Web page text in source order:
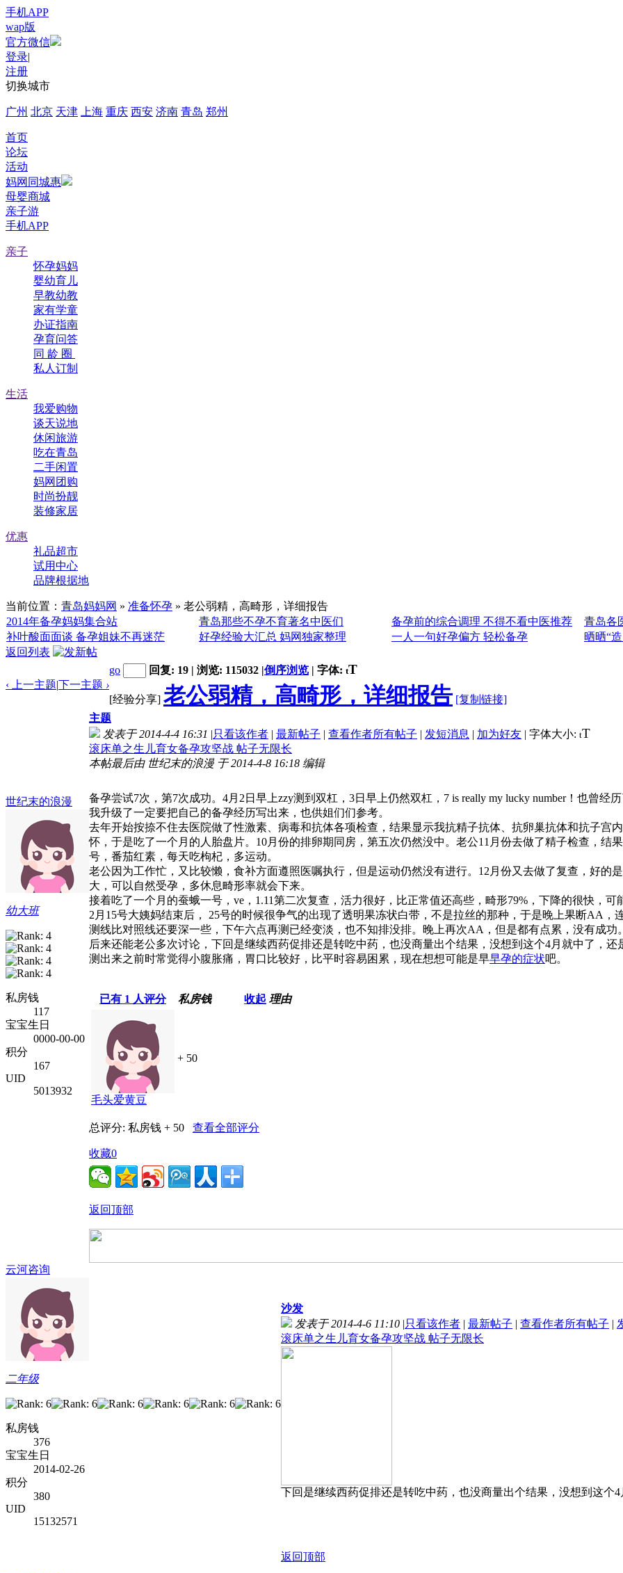
手机APP
wap版
官方微信
登录|
注册
切换城市
广州 北京 天津 上海 重庆 西安 济南 青岛 郑州
首页
论坛
活动
妈网同城惠
母婴商城
亲子游
手机APP
亲子
怀孕妈妈
婴幼育儿
早教幼教
家有学童
办证指南
孕育问答
同 龄 圈
私人订制
生活
我爱购物
谈天说地
休闲旅游
吃在青岛
二手闲置
妈网团购
时尚扮靓
装修家居
优惠
礼品超市
试用中心
品牌根据地
当前位置： 青岛妈妈网 » 准备怀孕 » 老公弱精，高畸形，详细报告
2014年备孕妈妈集合站
青岛那些不孕不育著名中医们 备孕前的综合调理 不得不看中医推荐
青岛各
补叶酸面面谈 备孕姐妹不再迷茫
好孕经验大汇总 妈网独家整理 一人一句好孕偏方 轻松备孕
晒晒“
返回列表
‹ 上一主题|下一主题 ›
go 回复: 19 | 浏览: 115032 |倒序浏览 | 字体: tT
[经验分享] 老公弱精，高畸形，详细报告 [复制链接]
世纪末的浪漫
幼大班
私房钱
117
宝宝生日
0000-00-00
积分
167
UID
5013932
主题
发表于 2014-4-4 16:31 |只看该作者 | 最新帖子 | 查看作者所有帖子 | 发短消息 | 加为好友 | 字体大小: tT
滚床单之生儿育女备孕攻坚战 帖子无限长
本帖最后由 世纪末的浪漫 于 2014-4-8 16:18 编辑
备孕尝试7次，第7次成功。4月2日早上zzy测到双杠，3日早上仍然双杠，7 is really my lucky number！也曾
我升级了一定要把自己的备孕经历写出来，也供姐们们参考。
去年开始按捺不住去医院做了性激素、病毒和抗体各项检查，结果显示我抗精子抗体、抗卵巢抗体和抗子宫
怀，于是吃了一个月的人胎盘片。10月份的排卵期同房，第五次仍然没中。老公11月份去做了精子检查，结
号，番茄红素，每天吃枸杞，多运动。
老公因为工作忙，又比较懒，食补方面遵照医嘱执行，但是运动仍然没有进行。12月份又去做了复查，好的
大，可以自然受孕，多休息畸形率就会下来。
接着吃了一个月的蚕蛾一号，ve，1.11第二次复查，活力很好，比正常值还高些，畸形79%，下降的很快，可
2月15号大姨妈结束后， 25号的时候很争气的出现了透明果冻状白带，不是拉丝的那种，于是晚上果断AA，
测线比对照线还要深一些，下午六点再测已经变淡，也不知排没排。晚上再次AA，但是都有点累，没有成功
后来还能老公多次讨论，下回是继续西药促排还是转吃中药，也没商量出个结果，没想到这个4月就中了，还
测出来之前时常觉得小腹胀痛，胃口比较好，比平时容易困累，现在想想可能是早早孕的症状吧。
已有 1 人评分 私房钱 收起 理由
毛头爱黄豆
+ 50
总评分: 私房钱 + 50 查看全部评分
收藏0
返回顶部
云河咨询
二年级
私房钱
376
宝宝生日
2014-02-26
积分
380
UID
15132571
沙发
发表于 2014-4-6 11:10 |只看该作者 | 最新帖子 | 查看作者所有帖子 |
滚床单之生儿育女备孕攻坚战 帖子无限长
下回是继续西药促排还是转吃中药，也没商量出个结果，没想到这个4
返回顶部